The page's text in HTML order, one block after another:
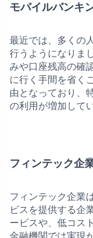
モバイルバンキ
最近では、多くの
行うようになりま
みや口座残高の確
に行く手間を省く
由となっており、
の利用が増加して
フィンテック企
フィンテック企業
ビスを提供する企
ービスや、低コス